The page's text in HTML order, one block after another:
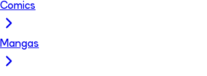
Comics
Mangas